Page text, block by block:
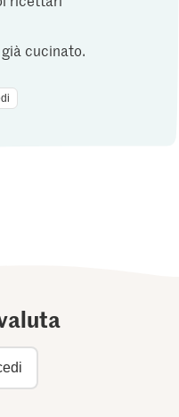
cucinato.